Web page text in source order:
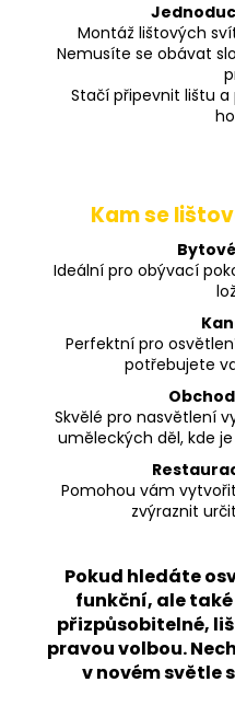
Montáž lištových
Nemusíte se obávat
Stačí připevnit lištu
Kam se
Ideální pro obývací
Perfektní pro
potřebujete
Skvělé pro nasvětlení
uměleckých děl, kde
Pomohou vám
zvýraznit
Pokud hledáte
funkční, ale
přizpůsobitelné,
pravou volbou.
v novém světle